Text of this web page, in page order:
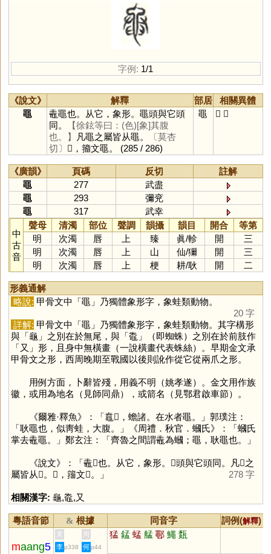
字例: 1/1
《說文》 解釋 部居
相關異體
黽
鼃黽也。从它，象形。黽頭與它頭
同。
【徐鉉等曰：(色)[象]其腹
也。】
凡黽之屬皆从黽。
〔莫杏
切〕
𪓕，籀文黽。 (285 / 286)
黽 𪓑 𪓕
《廣韻》 頁碼 反切
註解
黽
277
武盡
黽
293
彌兖
黽
317 武幸
中
古
音
聲母 清濁 部位 聲調 韻攝 韻目 開合
等第
明
次濁 唇 上 臻 眞/軫 開
三
明
次濁 唇 上 山 仙/獮 開
三
明
次濁 唇 上 梗 耕/耿 開 二
形義通解
略說: 甲骨文中「黽 」乃獨體象形字，象蛙類動物。
20 字
詳解: 甲骨文中「黽 」乃獨體象形字，象蛙類動物。其字構形
與「龜」之別在於無尾，與「鼄」（即蜘蛛）之別在於前肢作
「又 」形，且身中無橫畫（一說橫畫代表蛛絲）。早期金文承
甲骨文之形，西周晚期至戰國以後則訛作從它從兩爪之形。
用例方面，卜辭皆殘，用義不明（姚孝遂）。金文用作族
徽，或用為地名（見師同鼎），或箭名（見鄂君啟車節）。
《爾雅·釋魚》：「鼁𪓰，蟾諸。在水者黽。」郭璞注：
「耿黽也，似靑蛙，大腹。」《周禮．秋官．蟈氏》：「蟈氏
掌去鼃黽。」鄭玄注：「齊魯之間謂鼃為蟈；黽，耿黽也。」
《說文》：「鼃𪓑也。从它，象形。𪓑頭與它頭同。凡𪓑之
屬皆从𪓑。𪓕，籒文𪓑。」
278 字
相關漢字: 龜,鼄,又
粵語音節 & 根據 同音字 詞例(解釋) /
maang5
黃 周 猛 錳 蜢 艋 鄳 鱦 瓾
李 p338 何 p44